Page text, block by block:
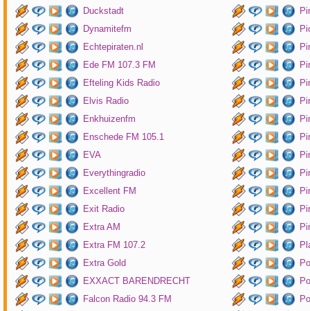
Duckstadt
Dynamitefm
Echtepiraten.nl
Ede FM 107.3 FM
Efteling Kids Radio
Elvis Radio
Enkhuizenfm
Enschede FM 105.1
EVA
Everythingradio
Excellent FM
Exit Radio
Extra AM
Extra FM 107.2
Extra Gold
EXXACT BARENDRECHT
Falcon Radio 94.3 FM